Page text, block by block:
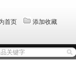
首页 添加收藏